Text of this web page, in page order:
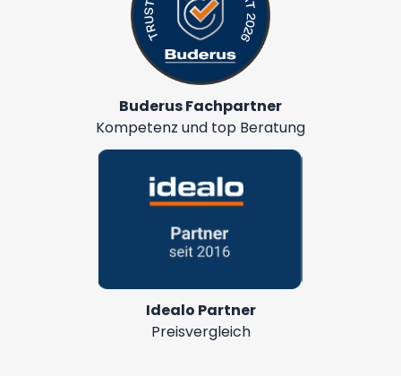
Buderus Fachpartner
Kompetenz und top Beratung
Idealo Partner
Preisvergleich